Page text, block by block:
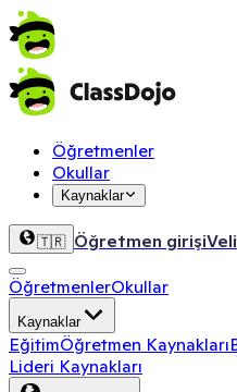
Öğretmenler
Okullar
Kaynaklar
🇹🇷 Öğretmen girişi
ÖğretmenlerOkullar
Kaynaklar
EğitimÖğretmen Kaynakları
Lideri Kaynakları